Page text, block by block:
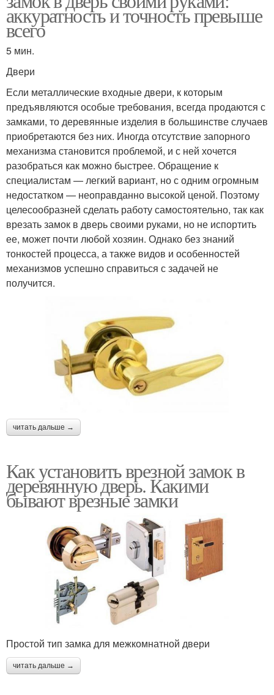
аккуратность и точность превыше
всего
5 мин.
Двери
Если металлические входные двери, к которым
предъявляются особые требования, всегда продаются с
замками, то деревянные изделия в большинстве случаев
приобретаются без них. Иногда отсутствие запорного
механизма становится проблемой, и с ней хочется
разобраться как можно быстрее. Обращение к
специалистам — легкий вариант, но с одним огромным
недостатком — неоправданно высокой ценой. Поэтому
целесообразней сделать работу самостоятельно, так как
врезать замок в дверь своими руками, но не испортить
ее, может почти любой хозяин. Однако без знаний
тонкостей процесса, а также видов и особенностей
механизмов успешно справиться с задачей не
получится.
читать дальше →
Как установить врезной замок в
деревянную дверь. Какими
бывают врезные замки
Простой тип замка для межкомнатной двери
читать дальше →